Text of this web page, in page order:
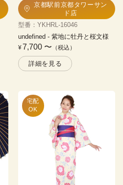
京都駅前京都タワーサン
ド店
型番 ： YKHRL-16046
undefined - 紫地に牡丹と桜文様
¥7,700 〜 （税込）
詳細を見る
宅配
OK